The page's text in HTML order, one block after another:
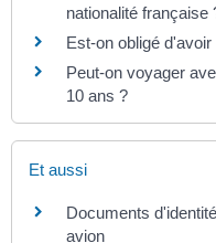
nationalité française
Est-on obligé
Peut-on voyager
10 ans ?
Et aussi
Documents
avion